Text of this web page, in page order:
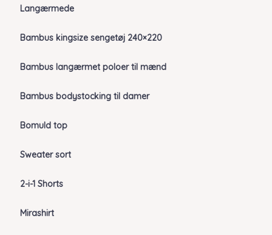
Langærmede
Bambus kingsize sengetøj 240×220
Bambus langærmet poloer til mænd
Bambus bodystocking til damer
Bomuld top
Sweater sort
2-i-1 Shorts
Mirashirt